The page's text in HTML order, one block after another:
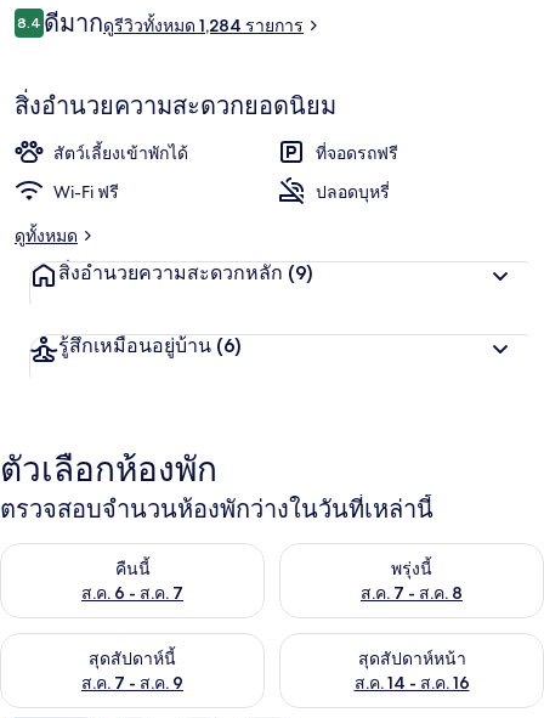
1 bedroom Cottage w/Jacuzzi,
รีวิว
8.48.4 จาก 10
ดีมากดูรีวิวทั้งหมด 1,284 รายการ
สิ่งอำนวยความสะดวกยอดนิยม
สัตว์เลี้ยงเข้าพักได้
ที่จอดรถฟรี
Wi-Fi ฟรี
ปลอดบุหรี่
ดูทั้งหมด
สิ่งอำนวยความสะดวกหลัก (9)
รู้สึกเหมือนอยู่บ้าน (6)
ตัวเลือกห้องพัก
ตรวจสอบจำนวนห้องพักว่างในวันที่เหล่านี้
คืนนี้
ส.ค. 6 - ส.ค. 7
ตรวจสอบจำนวนห้องพักว่างในคืนนี้ ส.ค. 6 - ส.ค. 7พรุ่งนี้
ส.ค. 7 - ส.ค. 8
ตรวจสอบจำนวนห้องพักว่างใน
สุดสัปดาห์นี้
ส.ค. 7 - ส.ค. 9
ตรวจสอบจำนวนห้องพักว่างในสุดสัปดาห์นี้ ส.ค. 7 - ส.ค. 9
สุดสัปดาห์หน้า
ส.ค. 14 - ส.ค. 16
ตรวจสอบจำนวนห้องพักว่างใน